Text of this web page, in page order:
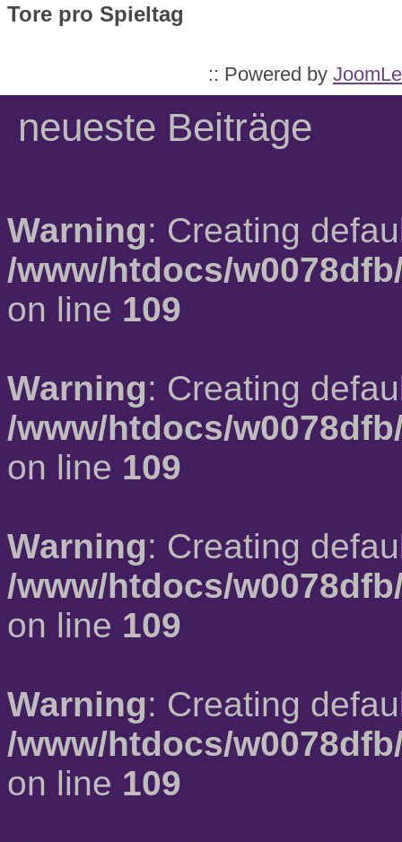
Tore pro Spieltag
:: Powered by
neueste Beiträge
Warning: Creating
/www/htdocs/
on line 109
Warning: Creating
/www/htdocs/
on line 109
Warning: Creating
/www/htdocs/
on line 109
Warning: Creating
/www/htdocs/
on line 109